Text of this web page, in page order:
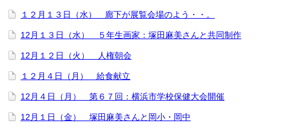
１２月１３日（水） 廊下が展覧会場のよう・・。
12月１３日（水） ５年生画家：塚田麻美さんと共同制作
12月１２日（火） 人権朝会
１２月４日（月） 給食献立
12月４日（月） 第６７回：横浜市学校保健大会開催
12月１日（金） 塚田麻美さんと岡小・岡中